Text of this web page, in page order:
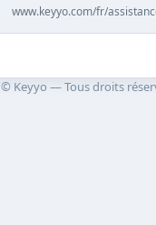
www.keyyo.com/fr/
© Keyyo — Tous droits